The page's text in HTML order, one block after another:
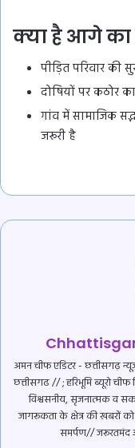
क्या है आगे का
पीड़ित परिवार की
दोषियों पर कठोर
गांव में सामाजिक
जरूरी है
अमन चीफ एडिटर - छत्तीसगढ़
छत्तीसगढ // ; हरिभूमि ब्यूरो चीफ
विश्वसनीय, सृजनात्मक व
जागरूकता के क्षेत्र की खबरों को
समर्पण// जरूरतमंद